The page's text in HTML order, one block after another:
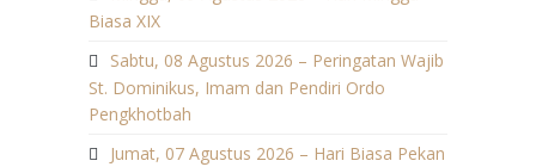
Biasa XIX
Sabtu, 08 Agustus 2026 – Peringatan Wajib
St. Dominikus, Imam dan Pendiri Ordo
Pengkhotbah
Jumat, 07 Agustus 2026 – Hari Biasa Pekan